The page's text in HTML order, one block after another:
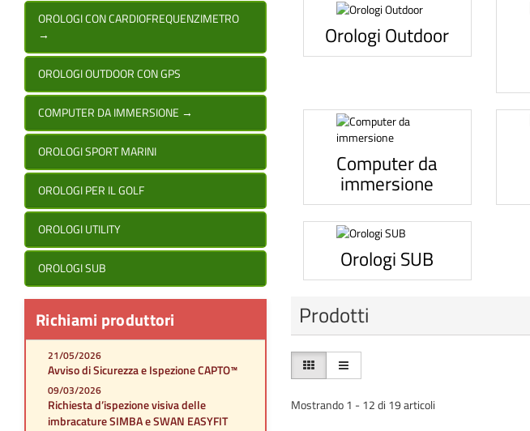
OROLOGI CON CARDIOFREQUENZIMETRO
→
OROLOGI OUTDOOR CON GPS
COMPUTER DA IMMERSIONE →
OROLOGI SPORT MARINI
OROLOGI PER IL GOLF
OROLOGI UTILITY
OROLOGI SUB
Richiami produttori
21/05/2026
Avviso di Sicurezza e Ispezione CAPTO™
09/03/2026
Richiesta d’ispezione visiva delle
imbracature SIMBA e SWAN EASYFIT
Orologi Outdoor
Computer da
immersione
Orologi SUB
Prodotti
Mostrando 1 - 12 di 19 articoli